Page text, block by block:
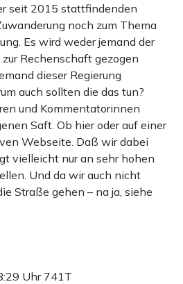
seit 2015 stattfindenden
noch zum Thema
Es wird weder jemand der
Rechenschaft gezogen
dieser Regierung
auch sollten die das tun?
und Kommentatorinnen
Saft. Ob hier oder auf einer
Webseite. Daß wir dabei
vielleicht nur an sehr hohen
Und da wir auch nicht
Straße gehen – na ja, siehe
Uhr 741T